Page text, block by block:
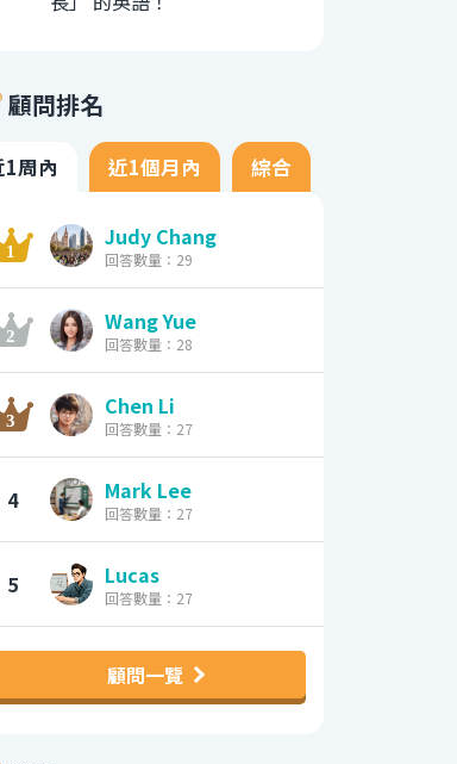
顧問排名
1周內 近1個月內 綜合
Judy Chang
回答數量：29
Wang Yue
回答數量：28
Chen Li
回答數量：27
4 Mark Lee
回答數量：27
5 Lucas
回答數量：27
顧問一覽